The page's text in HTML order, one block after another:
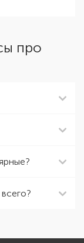
про